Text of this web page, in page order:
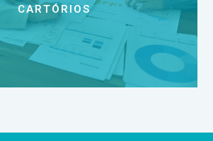
CARTÓRIOS